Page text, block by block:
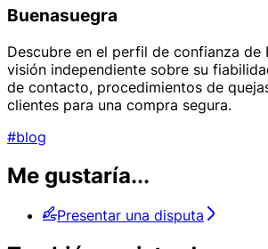
Buenasuegra
Descubre en el perfil de confianza de
visión independiente sobre su
de contacto, procedimientos de
clientes para una compra segura.
#blog
Me gustaría...
Presentar una disputa